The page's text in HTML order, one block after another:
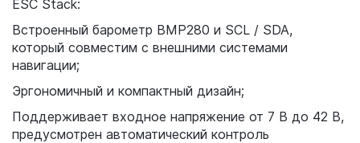
ESC Stack:
Встроенный барометр BMP280 и SCL / SDA,
который совместим с внешними системами
навигации;
Эргономичный и компактный дизайн;
Поддерживает входное напряжение от 7 В до 42 В,
предусмотрен автоматический контроль